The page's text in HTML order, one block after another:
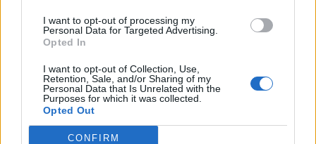
I want to opt-out of processing my
Personal Data for Targeted Advertising.
Opted In
I want to opt-out of Collection, Use,
Retention, Sale, and/or Sharing of my
Personal Data that Is Unrelated with the
Purposes for which it was collected.
Opted Out
CONFIRM